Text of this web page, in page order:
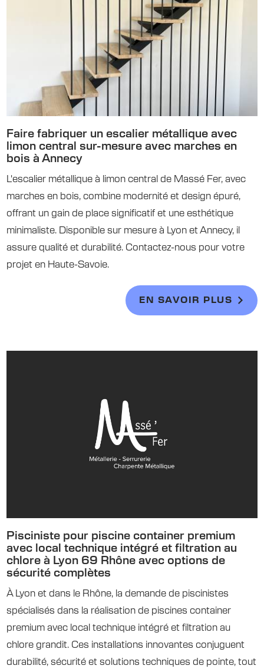
Faire fabriquer un escalier métallique avec
limon central sur-mesure avec marches en
bois à Annecy
L'escalier métallique à limon central de Massé Fer, avec
marches en bois, combine modernité et design épuré,
offrant un gain de place significatif et une esthétique
minimaliste. Disponible sur mesure à Lyon et Annecy, il
assure qualité et durabilité. Contactez-nous pour votre
projet en Haute-Savoie.
EN SAVOIR PLUS
Pisciniste pour piscine container premium
avec local technique intégré et filtration au
chlore à Lyon 69 Rhône avec options de
sécurité complètes
À Lyon et dans le Rhône, la demande de piscinistes
spécialisés dans la réalisation de piscines container
premium avec local technique intégré et filtration au
chlore grandit. Ces installations innovantes conjuguent
durabilité, sécurité et solutions techniques de pointe, tout